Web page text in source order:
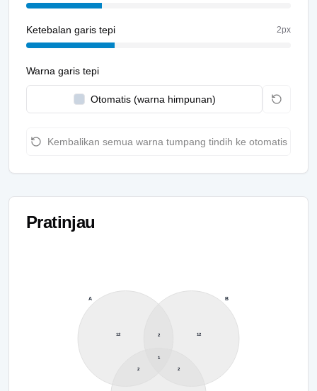
Ketebalan garis tepi 2px
Warna garis tepi
Otomatis (warna himpunan)
Kembalikan semua warna tumpang tindih ke otomatis
Pratinjau
12 12
2
2 2
1
A B